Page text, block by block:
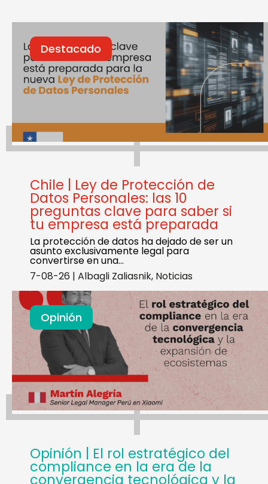
Destacado
Chile | Ley de Protección de
Datos Personales: las 10
preguntas clave para saber si
tu empresa está preparada
7-08-26 | Albagli Zaliasnik, Noticias
La protección de datos ha dejado de ser un
asunto exclusivamente legal para
convertirse en una…
Opinión
Opinión | El rol estratégico del
compliance en la era de la
convergencia tecnológica y la